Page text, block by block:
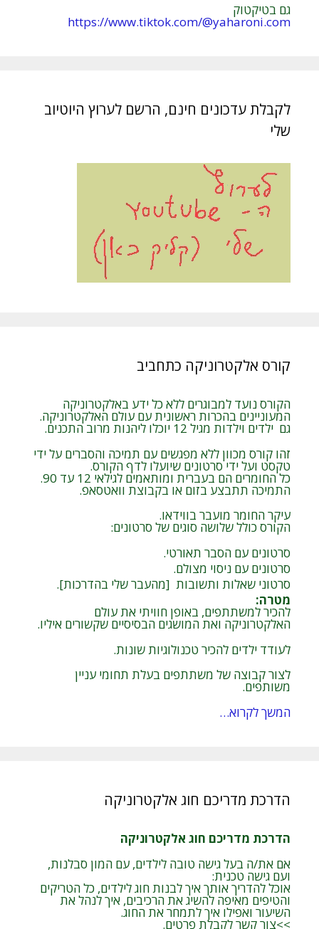
גם בטיקטוק
https://www.tiktok.com/@yaharoni.com
לקבלת עדכונים חינם, הרשם לערוץ היוטיוב
שלי
קורס אלקטרוניקה כתחביב
הקורס נועד למבוגרים ללא כל ידע באלקטרוניקה
המעוניינים בהכרות ראשונית עם עולם האלקטרוניקה.
גם ילדים וילדות מגיל 12 יוכלו ליהנות מרוב התכנים.
זהו קורס מכוון ללא מפגשים עם תמיכה והסברים על ידי
טקסט ועל ידי סרטונים שיועלו לדף הקורס.
כל החומרים הם בעברית ומותאמים לגילאי 12 עד 90.
התמיכה תתבצע בזום או בקבוצת וואטסאפ.
עיקר החומר מועבר בווידאו.
הקורס כולל שלושה סוגים של סרטונים:
סרטונים עם הסבר תאורטי.
סרטונים עם ניסוי מצולם.
סרטוני שאלות ותשובות [מהעבר שלי בהדרכות].
מטרה:
להכיר למשתתפים, באופן חוויתי את עולם
האלקטרוניקה ואת המושגים הבסיסיים שקשורים איליו.
לעודד ילדים להכיר טכנולוגיות שונות.
לצור קבוצה של משתתפים בעלת תחומי עניין
משותפים.
המשך לקרוא…
הדרכת מדריכם חוג אלקטרוניקה
הדרכת מדריכם חוג אלקטרוניקה
אם את/ה בעל גישה טובה לילדים, עם המון סבלנות,
ועם גישה טכנית:
אוכל להדריך אותך איך לבנות חוג לילדים, כל הטריקים
והטיפים מאיפה להשיג את הרכיבים, איך לנהל את
השיעור ואפילו איך לתמחר את החוג.
>>צור קשר לקבלת פרטים.